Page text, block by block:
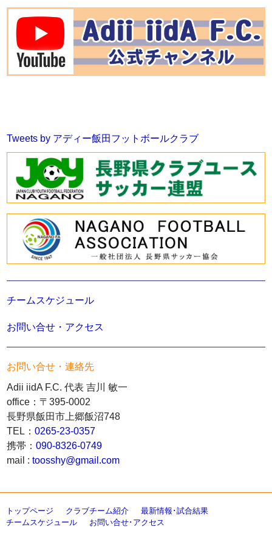
Tweets by アディー飯田フットボールクラブ
チームスケジュール
お問い合せ・アクセス
お問い合せ・連絡先
Adii iidA F.C. 代表 吉川 敏一
office：〒395-0002
長野県飯田市上郷飯沼748
TEL：0265-23-0357
携帯：090-8326-0749
mail :toosshy@gmail.com
トップページ クラブチーム紹介
最新情報･試合結果
チームスケジュール
お問い合せ･アクセス